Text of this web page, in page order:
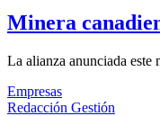
Minera
La alianza anunciada
Empresas
Redacción Gestión